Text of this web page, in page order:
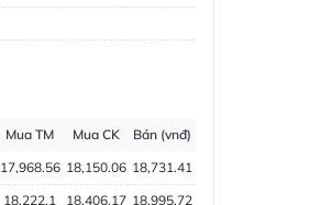
Mua TM Mua CK
Bán (vnđ)
17,968.56 18,150.06 18,731.41
18,222.1 18,406.17 18,995.72